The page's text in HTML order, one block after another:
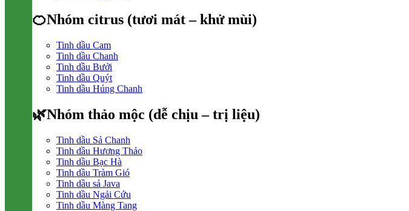
🍊Nhóm citrus (tươi mát – khử mùi)
Tinh dầu Cam
Tinh dầu Chanh
Tinh dầu Bưởi
Tinh dầu Quýt
Tinh dầu Húng Chanh
🌿Nhóm thảo mộc (dễ chịu – trị liệu)
Tinh dầu Sả Chanh
Tinh dầu Hương Thảo
Tinh dầu Bạc Hà
Tinh dầu Tràm Gió
Tinh dầu sả Java
Tinh dầu Ngải Cứu
Tinh dầu Màng Tang